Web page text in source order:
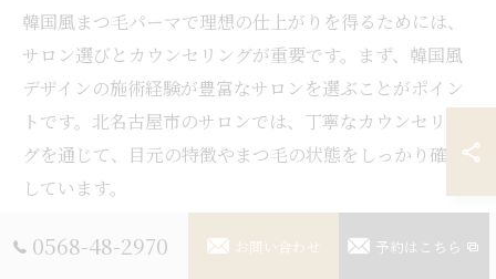
韓国風まつ毛パーマで理想の仕上がりを得るためには、
サロン選びとカウンセリングが重要です。まず、韓国風
デザインの施術経験が豊富なサロンを選ぶことがポイン
トです。北名古屋市のサロンでは、丁寧なカウンセリン
グを通じて、目元の特徴やまつ毛の状態をしっかり確認
しています。
また、施術後のアフターケアやホームケア方法の説明が
0568-48-2970 お問い合わせ 予約はこちら